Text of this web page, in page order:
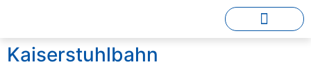
Kaiserstuhlbahn